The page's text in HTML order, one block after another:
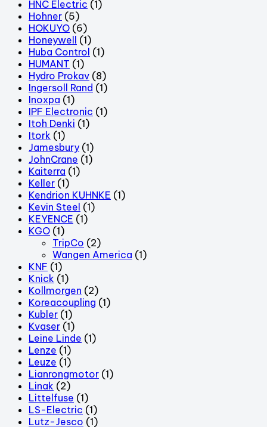
HNC Electric (1)
Hohner (5)
HOKUYO (6)
Honeywell (1)
Huba Control (1)
HUMANT (1)
Hydro Prokav (8)
Ingersoll Rand (1)
Inoxpa (1)
IPF Electronic (1)
Itoh Denki (1)
Itork (1)
Jamesbury (1)
JohnCrane (1)
Kaiterra (1)
Keller (1)
Kendrion KUHNKE (1)
Kevin Steel (1)
KEYENCE (1)
KGO (1)
TripCo (2)
Wangen America (1)
KNF (1)
Knick (1)
Kollmorgen (2)
Koreacoupling (1)
Kubler (1)
Kvaser (1)
Leine Linde (1)
Lenze (1)
Leuze (1)
Lianrongmotor (1)
Linak (2)
Littelfuse (1)
LS-Electric (1)
Lutz-Jesco (1)